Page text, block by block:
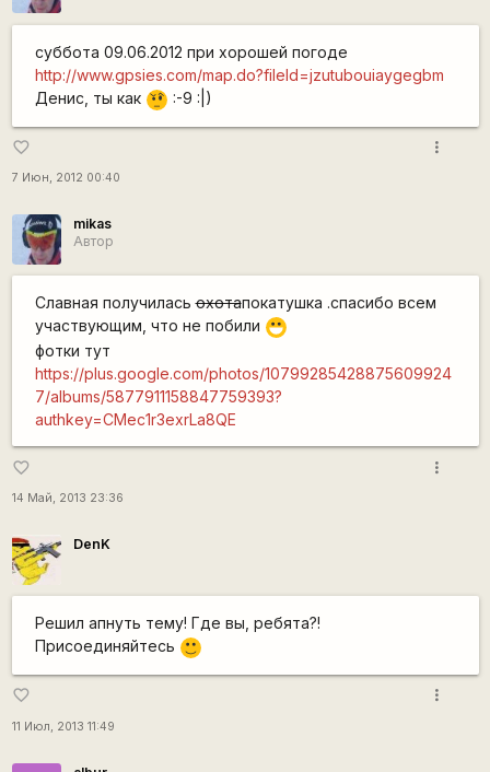
суббота 09.06.2012 при хорошей погоде
http://www.gpsies.com/map.do?fileId=jzutubouiaygegbm
Денис, ты как ??? :-9 :|)
favorite_border
7 Июн, 2012 00:40
more_vert
mikas
Автор
Славная получиласьохотапокатушка .спасибо всем
участвующим, что не побили :D
фотки тут
https://plus.google.com/photos/10799285428875609924
7/albums/5877911158847759393?
authkey=CMec1r3exrLa8QE
favorite_border
14 Май, 2013 23:36
more_vert
DenK
Решил апнуть тему! Где вы, ребята?!
Присоединяйтесь
:)
favorite_border
11 Июл, 2013 11:49
more_vert